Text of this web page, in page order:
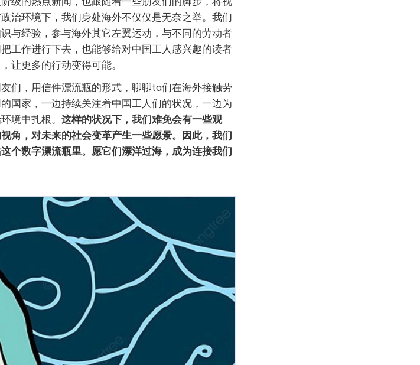
治环境下，我们身处海外不仅仅是无奈之举。我们
与经验，参与海外其它左翼运动，与不同的劳动者
工作进行下去，也能够给对中国工人感兴趣的读者
让更多的行动变得可能。
们，用信件漂流瓶的形式，聊聊ta们在海外接触劳
国家，一边持续关注着中国工人们的状况，一边为
境中扎根。 这样的状况下，我们难免会有一些观
角，对未来的社会变革产生一些愿景。因此，我们
个数字漂流瓶里。愿它们漂洋过海，成为连接我们